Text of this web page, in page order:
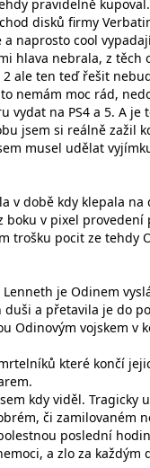
pravidelně
disků firmy
naprosto cool
hlava nebrala, z těch
ale ten teď řešit
nemám moc rád,
vydat na PS4 a 5. A je
jsem si reálně zažil
musel udělat
v době kdy klepala na
boku v pixel
trošku pocit ze tehdy
je Odinem
a přetavila je do
Odinovým vojskem v
které končí
kdy viděl. Tragicky
či zamilovaném
poslední
a zlo za každým